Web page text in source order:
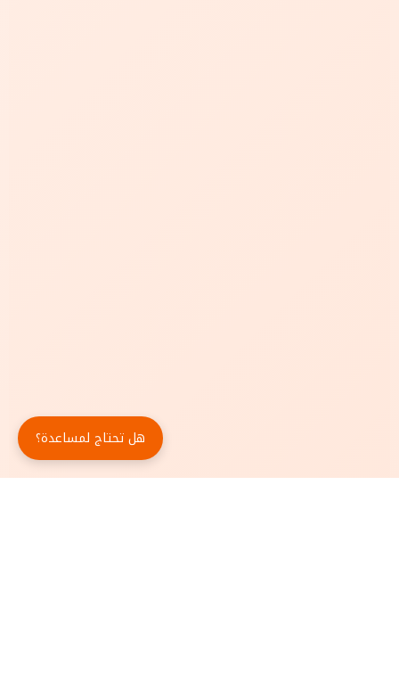
هل تحتاج لمساعدة؟